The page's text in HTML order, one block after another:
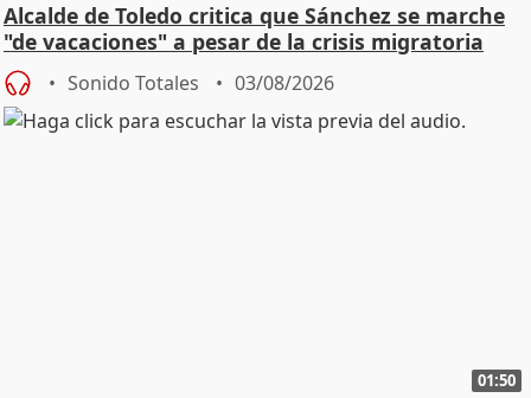
Alcalde de Toledo critica que Sánchez se marche
"de vacaciones" a pesar de la crisis migratoria
Sonido Totales 03/08/2026
01:50